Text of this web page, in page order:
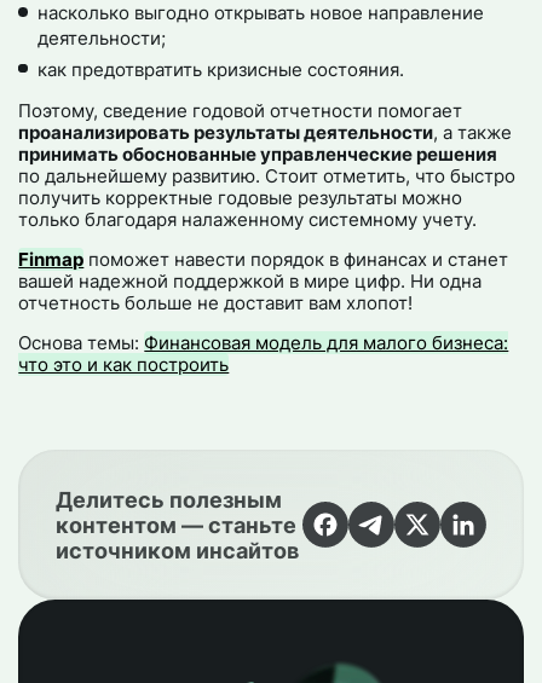
насколько выгодно открывать новое направление
деятельности;
как предотвратить кризисные состояния.
Поэтому, сведение годовой отчетности помогает
проанализировать результаты деятельности, а также
принимать обоснованные управленческие решения
по дальнейшему развитию. Стоит отметить, что быстро
получить корректные годовые результаты можно
только благодаря налаженному системному учету.
Finmap поможет навести порядок в финансах и станет
вашей надежной поддержкой в мире цифр. Ни одна
отчетность больше не доставит вам хлопот!
Основа темы: Финансовая модель для малого бизнеса:
что это и как построить
Делитесь полезным
контентом — станьте
источником инсайтов